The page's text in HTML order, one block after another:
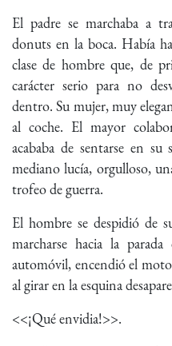
El padre se marchaba a
donuts en la boca. Había
clase de hombre que, de
carácter serio para no
dentro. Su mujer, muy
al coche. El mayor
acababa de sentarse en
mediano lucía, orgulloso,
trofeo de guerra.
El hombre se despidió de
marcharse hacia la
automóvil, encendió el
al girar en la esquina
<<¡Qué envidia!>>.